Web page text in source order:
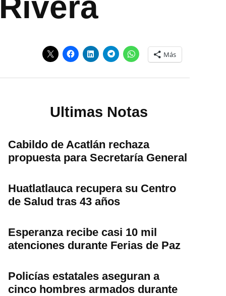
Más
Ultimas Notas
Cabildo de Acatlán rechaza
propuesta para Secretaría General
Huatlatlauca recupera su Centro
de Salud tras 43 años
Esperanza recibe casi 10 mil
atenciones durante Ferias de Paz
Policías estatales aseguran a
cinco hombres armados durante